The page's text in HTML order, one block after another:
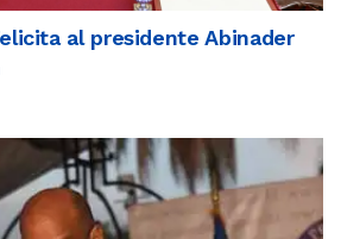
al presidente Abinader